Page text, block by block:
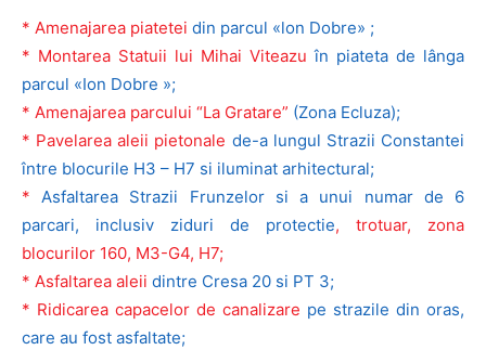
* Amenajarea piatetei din parcul «lon Dobre» ;
* Montarea Statuii lui Mihai Viteazu în piateta de lânga
parcul «Ion Dobre »;
* Amenajarea parcului “La Gratare” (Zona Ecluza);
* Pavelarea aleii pietonale de-a lungul Strazii Constantei
între blocurile H3 – H7 si iluminat arhitectural;
* Asfaltarea Strazii Frunzelor si a unui numar de 6
parcari, inclusiv ziduri de protectie, trotuar, zona
blocurilor 160, M3-G4, H7;
* Asfaltarea aleii dintre Cresa 20 si PT 3;
* Ridicarea capacelor de canalizare pe strazile din oras,
care au fost asfaltate;